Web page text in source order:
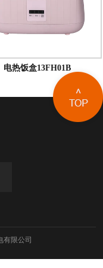
电热饭盒13FH01B
有限公司